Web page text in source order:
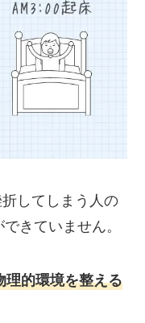
してしまう人の
きていません。
理的環境を整える